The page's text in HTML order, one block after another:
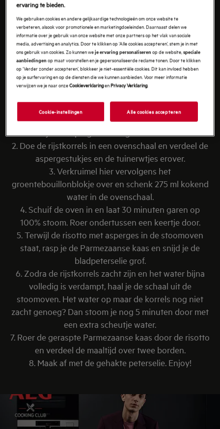
150 g tuinerwtjes (uit de vriezer)
75 g Parmezaanse kaas
1 hand verse bladpeterselie
BEREIDING
1. Schil de asperges met een dunschiller vanaf het
kopjes omlaag en verwijder de harde onderkantjes.
Snijd de asperges vervolgens in stukken.
2. Doe de rijstkorrels in een ovenschaal en verdeel de
aspergestukjes en de tuinerwtjes erover.
3. Verkruimel hier vervolgens het
groentebouillonblokje over en schenk 275 ml kokend
water in de ovenschaal.
4. Schuif de oven in en laat 30 minuten garen op
100% stoom. Roer ondertussen een keertje door.
5. Terwijl de risotto met asperges in de stoomoven
staat, rasp je de Parmezaanse kaas en snijd je de
bladpeterselie grof.
6. Zodra de rijstkorrels zacht zijn en het water bijna
volledig is verdampt, haal je de schaal uit de
stoomoven. Het water op maar de korrels nog niet
zacht genoeg? Dan stoom je nog 5 minuten door met
een extra scheutje water.
7. Roer de geraspte Parmezaanse kaas door de risotto
en verdeel de maaltijd over twee borden.
8. Maak af met de gehakte peterselie. Enjoy!
ervaring te bieden.
We gebruiken cookies en andere gelijkaardige technologieën om onze website te
verbeteren, alsook voor promotionele en marketingdoeleinden. Daarnaast delen we
informatie over je gebruik van onze website met onze partners op het vlak van sociale
media, advertising en analytics. Door te klikken op ‘Alle cookies accepteren’, stem je in met
ons gebruik van cookies. Zo kunnen weje ervaring personaliseren op de website,speciale
aanbiedingenop maat voorstellen en je gepersonaliseerde reclame tonen. Door te klikken
op ‘Verder zonder accepteren’, blokkeer je niet-essentiële cookies. Dit kan invloed hebben
op je surfervaring en op de diensten die we kunnen aanbieden. Voor meer informatie
verwijzen we je naar onzeCookieverklaringenPrivacy Verklaring.
Cookie-instellingen Alle cookies accepteren